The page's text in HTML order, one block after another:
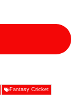
Fantasy Cricket